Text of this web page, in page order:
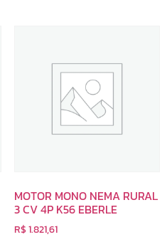
MOTOR MONO NEMA RURAL
3 CV 4P K56 EBERLE
R$1.821,61